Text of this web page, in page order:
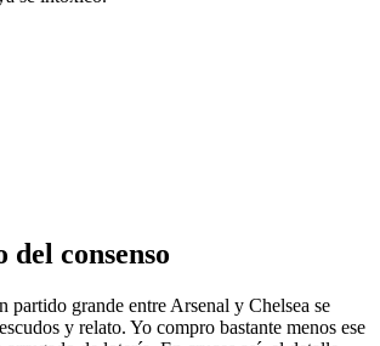
consenso
partido grande entre Arsenal y Chelsea se
y relato. Yo compro bastante menos ese